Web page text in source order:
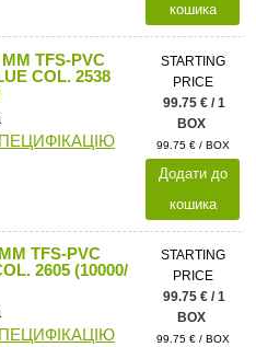
кошика
TFS-PVC
COL. 2538
STARTING
PRICE
99.75 € / 1
BOX
99.75 € / BOX
Додати до
кошика
TFS-PVC
2605 (10000/
STARTING
PRICE
99.75 € / 1
BOX
99.75 € / BOX